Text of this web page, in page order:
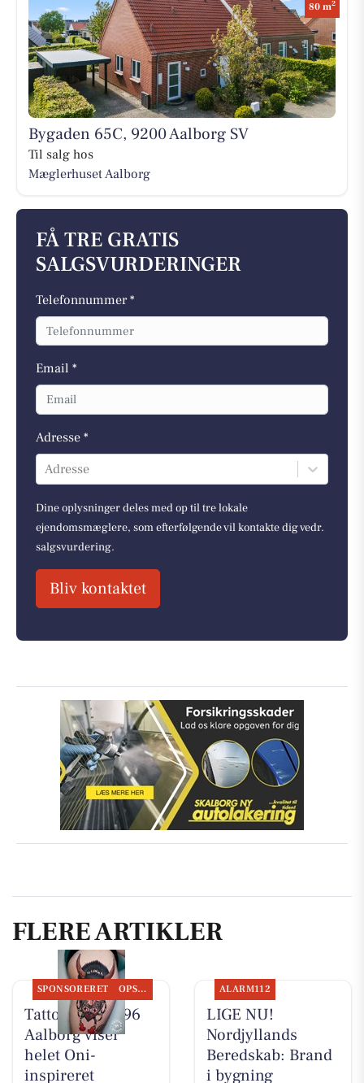
80 m2
Bygaden 65C, 9200 Aalborg SV
Til salg hos
Mæglerhuset Aalborg
FÅ TRE GRATIS
SALGSVURDERINGER
Telefonnummer *
Email *
Adresse *
Adresse
Dine oplysninger deles med op til tre lokale
ejendomsmæglere, som efterfølgende vil kontakte dig vedr.
salgsvurdering.
Bliv kontaktet
FLERE ARTIKLER
SPONSORERET OPSLAGSTAVLEN
Tattoo Studio 96
Aalborg viser
helet Oni-
inspireret
ALARM112
LIGE NU!
Nordjyllands
Beredskab: Brand
i bygning